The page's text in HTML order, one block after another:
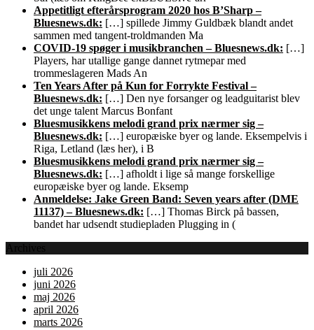
Appetitligt efterårsprogram 2020 hos B’Sharp –
Bluesnews.dk: […] spillede Jimmy Guldbæk blandt andet
sammen med tangent-troldmanden Ma
COVID-19 spøger i musikbranchen – Bluesnews.dk: […]
Players, har utallige gange dannet rytmepar med
trommeslageren Mads An
Ten Years After på Kun for Forrykte Festival –
Bluesnews.dk: […] Den nye forsanger og leadguitarist blev
det unge talent Marcus Bonfant
Bluesmusikkens melodi grand prix nærmer sig –
Bluesnews.dk: […] europæiske byer og lande. Eksempelvis i
Riga, Letland (læs her), i B
Bluesmusikkens melodi grand prix nærmer sig –
Bluesnews.dk: […] afholdt i lige så mange forskellige
europæiske byer og lande. Eksemp
Anmeldelse: Jake Green Band: Seven years after (DME
11137) – Bluesnews.dk: […] Thomas Birck på bassen,
bandet har udsendt studiepladen Plugging in (
Archives
juli 2026
juni 2026
maj 2026
april 2026
marts 2026